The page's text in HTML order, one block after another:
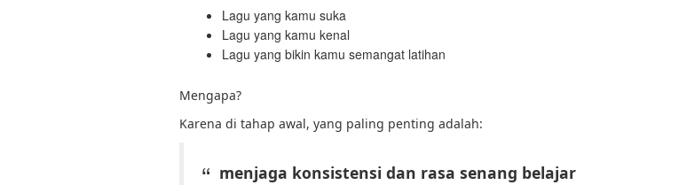
Lagu yang kamu suka
Lagu yang kamu kenal
Lagu yang bikin kamu semangat latihan
Mengapa?
Karena di tahap awal, yang paling penting adalah:
menjaga konsistensi dan rasa senang belajar